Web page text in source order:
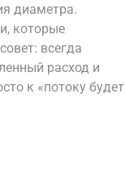
диаметра.
которые
всегда
расход и
к «потоку будет